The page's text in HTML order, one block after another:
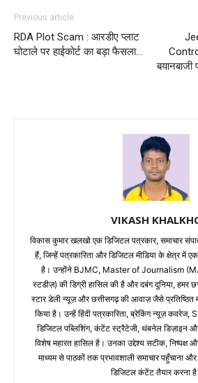
Previous article
RDA Plot Scam : आरडीए प्लाट
घोटाले पर हाईकोर्ट का बड़ा फैसला…
VIKASH
विकास कुमार खलखो एक डिजिटल पत्रकार, समाचार
हैं, जिन्हें पत्रकारिता और डिजिटल मीडिया के क्षेत्र
है। उन्होंने BJMC, Master of Journalism
स्टडीज़) की डिग्री हासिल की है और दबंग दुनिया, हमर
स्टार डेली न्यूज़ और छत्तीसगढ़ की आवाज़ जैसे प्रतिष्ठित
किया है। उन्हें हिंदी पत्रकारिता, ब्रेकिंग न्यूज़ कवरेज,
डिजिटल पब्लिशिंग, कंटेंट स्ट्रैटेजी, थंबनेल डिज़ाइन
विशेष महारत हासिल है। उनका उद्देश्य सटीक, निष्पक्ष
माध्यम से पाठकों तक प्रभावशाली समाचार पहुँचाना और
डिजिटल कंटेंट तैयार करना